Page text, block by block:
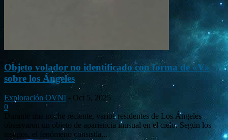
Objeto volador no identificado con forma de «V»
sobre los Ángeles
Exploración OVNI - Oct 5, 2025
0
Durante una noche reciente, varios residentes de Los Ángeles
observaron un objeto de apariencia inusual en el cielo. Según los
testigos, el fenómeno consistía...